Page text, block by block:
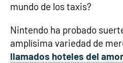
mundo de los taxis?
Nintendo ha probado
amplísima variedad de
llamados hoteles del amor